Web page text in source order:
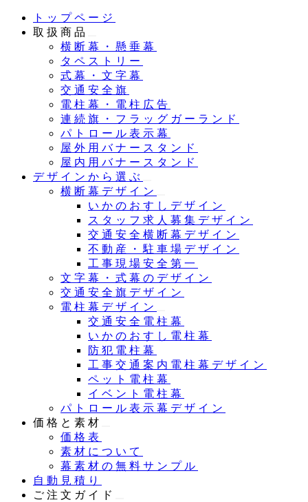
トップページ
取扱商品
横断幕・懸垂幕
タペストリー
式幕・文字幕
交通安全旗
電柱幕・電柱広告
連続旗・フラッグガーランド
パトロール表示幕
屋外用バナースタンド
屋内用バナースタンド
デザインから選ぶ
横断幕デザイン
いかのおすしデザイン
スタッフ求人募集デザイン
交通安全横断幕デザイン
不動産・駐車場デザイン
工事現場安全第一
文字幕・式幕のデザイン
交通安全旗デザイン
電柱幕デザイン
交通安全電柱幕
いかのおすし電柱幕
防犯電柱幕
工事交通案内電柱幕デザイン
ペット電柱幕
イベント電柱幕
パトロール表示幕デザイン
価格と素材
価格表
素材について
幕素材の無料サンプル
自動見積り
ご注文ガイド